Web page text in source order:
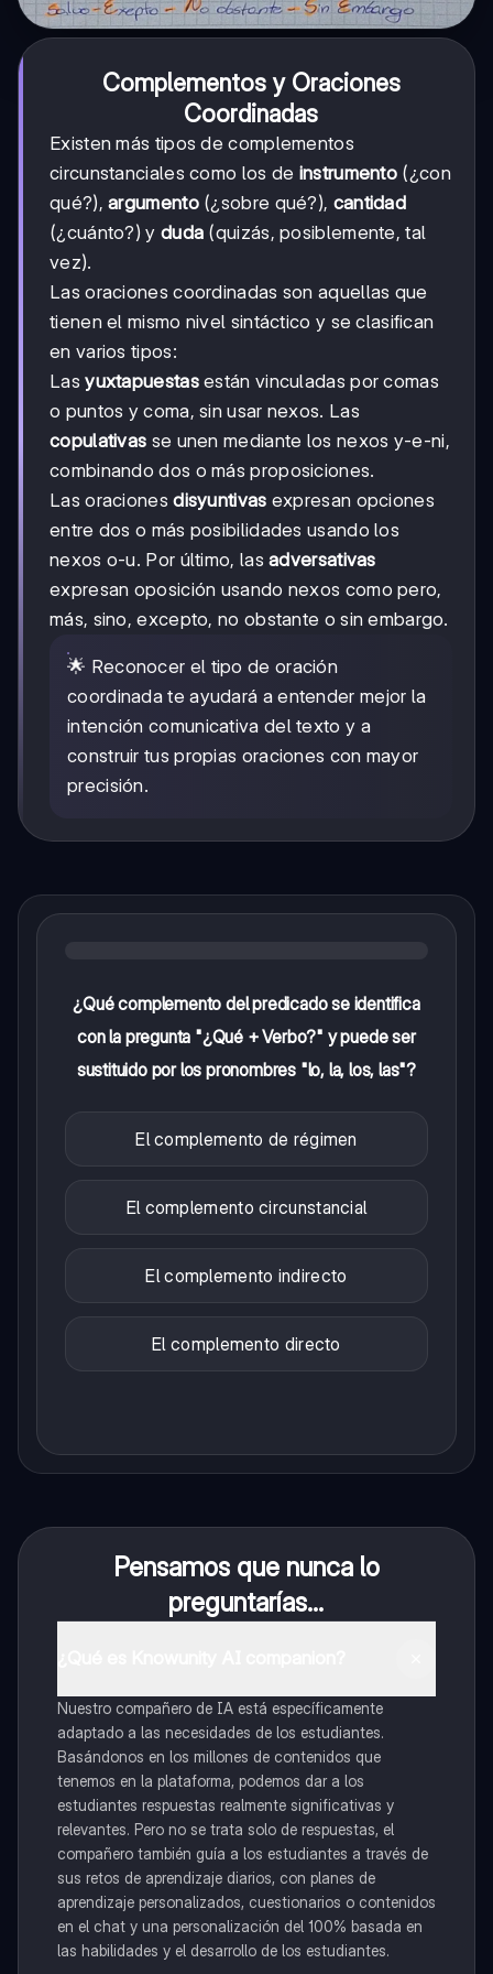
Complementos y Oraciones
Coordinadas
Existen más tipos de complementos
circunstanciales como los de instrumento (¿con
qué?),argumento(¿sobre qué?), cantidad
(¿cuánto?) y duda (quizás, posiblemente, tal
vez).
Las oraciones coordinadas son aquellas que
tienen el mismo nivel sintáctico y se clasifican
en varios tipos:
Lasyuxtapuestasestán vinculadas por comas
o puntos y coma, sin usar nexos. Las
copulativas se unen mediante los nexos y-e-ni,
combinando dos o más proposiciones.
Las oracionesdisyuntivas expresan opciones
entre dos o más posibilidades usando los
nexos o-u. Por último, lasadversativas
expresan oposición usando nexos como pero,
más, sino, excepto, no obstante o sin embargo.
🌟 Reconocer el tipo de oración
coordinada te ayudará a entender mejor la
intención comunicativa del texto y a
construir tus propias oraciones con mayor
precisión.
¿Qué complemento del predicado se identifica
con la pregunta "¿Qué + Verbo?" y puede ser
sustituido por los pronombres "lo, la, los, las"?
El complemento de régimen
El complemento circunstancial
El complemento indirecto
El complemento directo
Pensamos que nunca lo
preguntarías...
Nuestro compañero de IA está específicamente
adaptado a las necesidades de los estudiantes.
Basándonos en los millones de contenidos que
tenemos en la plataforma, podemos dar a los
estudiantes respuestas realmente significativas y
relevantes. Pero no se trata solo de respuestas, el
compañero también guía a los estudiantes a través de
sus retos de aprendizaje diarios, con planes de
aprendizaje personalizados, cuestionarios o contenidos
en el chat y una personalización del 100% basada en
las habilidades y el desarrollo de los estudiantes.